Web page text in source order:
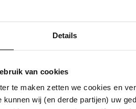
Details
van cookies
te maken zetten we cookies en
kunnen wij (en derde partijen) uw
van zuivelfabriek door
van 3 en 1,5 pk,
van een pompstation